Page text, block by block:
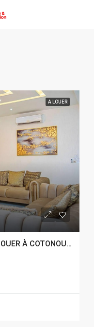
A LOUER
APPARTEMENT MEUBLÉ A LOUER À COTONOU AGLA